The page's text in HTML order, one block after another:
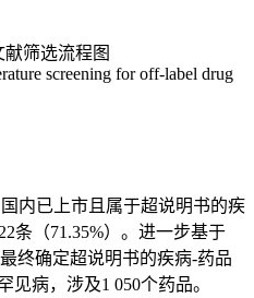
筛选流程图
screening for off-label drug
内已上市且属于超说明书的疾
条（71.35%）。进一步基于
终确定超说明书的疾病-药品
见病，涉及1 050个药品。